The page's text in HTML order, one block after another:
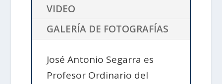
VIDEO
GALERÍA DE FOTOGRAFÍAS
José Antonio Segarra es
Profesor Ordinario del